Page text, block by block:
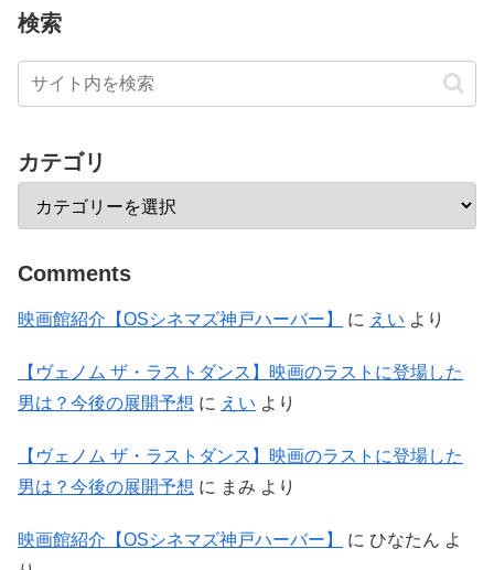
検索
カテゴリ
Comments
映画館紹介【OSシネマズ神戸ハーバー】 に えい より
【ヴェノム ザ・ラストダンス】映画のラストに登場した
男は？今後の展開予想 に えい より
【ヴェノム ザ・ラストダンス】映画のラストに登場した
男は？今後の展開予想 に まみ より
映画館紹介【OSシネマズ神戸ハーバー】 に ひなたん よ